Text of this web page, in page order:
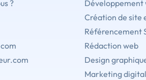
?
Développement
Création de site
Référencement
Rédaction web
Design
Marketing digital